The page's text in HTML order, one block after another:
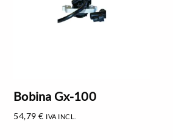
Bobina Gx-100
54,79€ IVA INCL.